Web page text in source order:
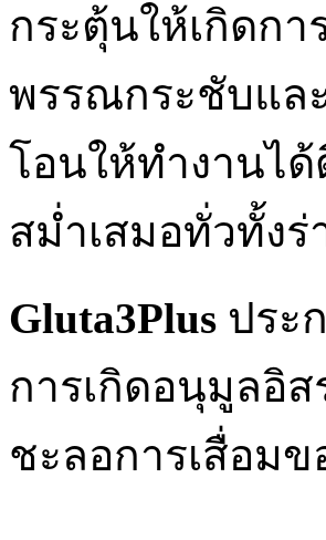
กระตุ้นให้เกิดก
พรรณกระชับแล
โอนให้ทำงานไ
สม่ำเสมอทั่วทั้งร่
Gluta3Plus ประ
การเกิดอนุมูลอิ
ชะลอการเสื่อมข